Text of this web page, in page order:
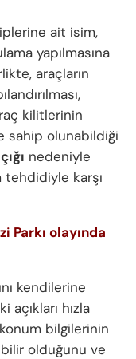
ait isim,
yapılmasına
araçların
kilitlerinin
sahip olunabildiği
nedeniyle
tehdidiyle karşı
Parkı olayında
kendilerine
hızla
bilgilerinin
olduğunu ve